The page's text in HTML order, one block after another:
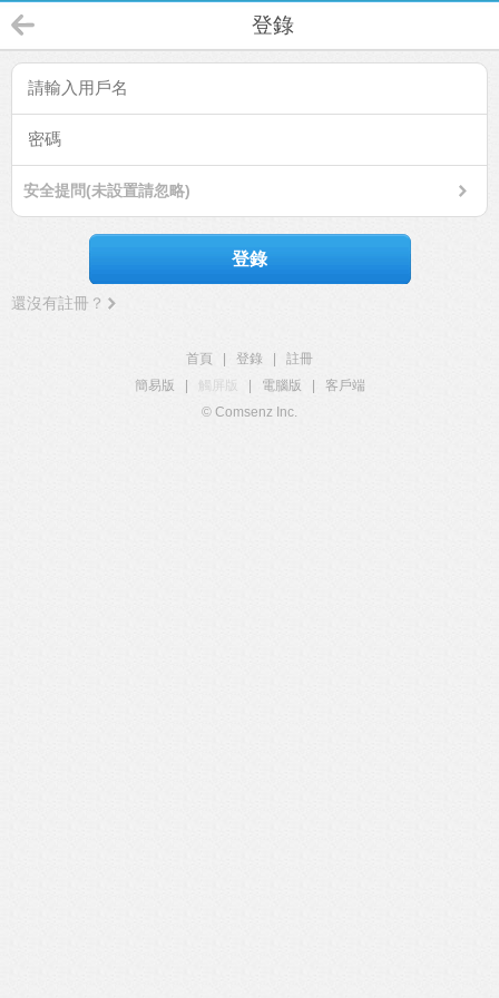
登錄
安全提問(未設置請忽略)
登錄
還沒有註冊？
首頁 登錄
註冊
簡易版
觸屏版 電腦版
客戶端
© Comsenz Inc.